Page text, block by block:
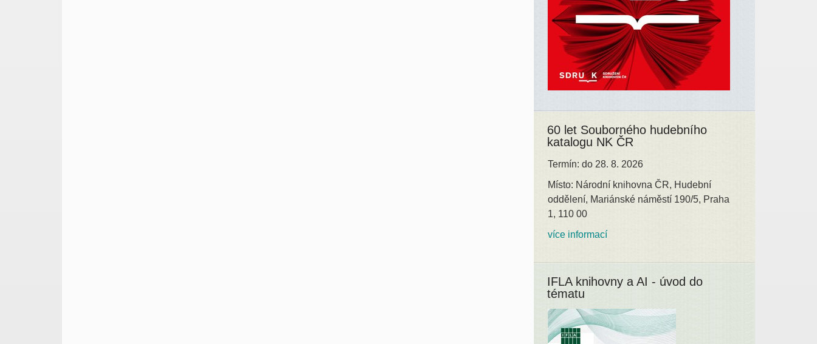
60 let Souborného hudebního
katalogu NK ČR
Termín: do 28. 8. 2026
Místo: Národní knihovna ČR, Hudební
oddělení, Mariánské náměstí 190/5, Praha
1, 110 00
více informací
IFLA knihovny a AI - úvod do
tématu